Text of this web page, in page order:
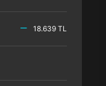
18.639 TL